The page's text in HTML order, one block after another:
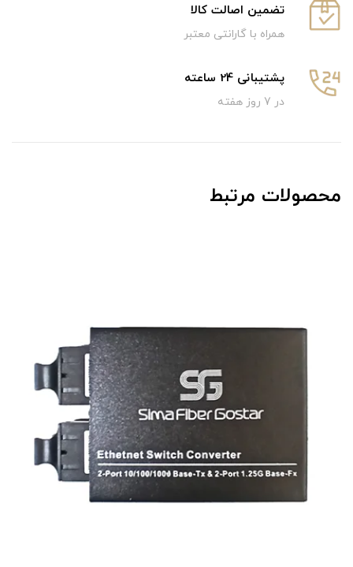
تضمین اصالت کالا
همراه با گارانتی معتبر
پشتیبانی 24 ساعته
در 7 روز هفته
محصولات مرتبط